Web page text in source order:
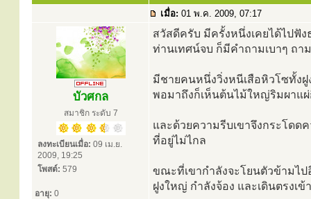
เมื่อ: 01 พ.ค. 2009, 07:17
บัวศกล
สมาชิก ระดับ 7
ลงทะเบียนเมื่อ: 09 เม.ย.
2009, 19:25
โพสต์: 579
อายุ: 0
สวัสดีครับ มีครั้งหนึ่งเคยได้ไปฟั
ท่านเทศน์จบ ก็มีคำถามเบาๆ ถา
มีชายคนหนึ่งวิ่งหนีเสือหิวโซทั้ง
พอมาถึงก็เห็นต้นไม้ใหญ่ริมผาแผ่
และด้วยความรีบเขาจึงกระโดด
ที่อยู่ไม่ไกล
ขณะที่เขากำลังจะโยนตัวข้ามไป
ฝูงใหญ่ กำลังจ้อง และเดินตรงเ